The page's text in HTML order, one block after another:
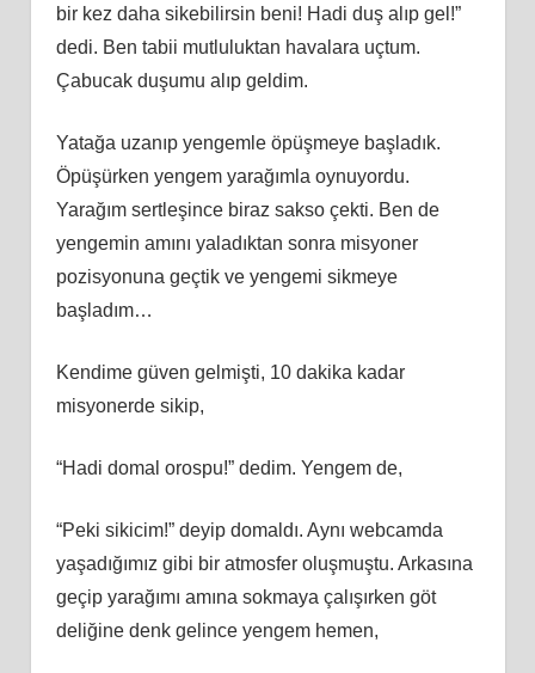
bir kez daha sikebilirsin beni! Hadi duş alıp gel!”
dedi. Ben tabii mutluluktan havalara uçtum.
Çabucak duşumu alıp geldim.
Yatağa uzanıp yengemle öpüşmeye başladık.
Öpüşürken yengem yarağımla oynuyordu.
Yarağım sertleşince biraz sakso çekti. Ben de
yengemin amını yaladıktan sonra misyoner
pozisyonuna geçtik ve yengemi sikmeye
başladım…
Kendime güven gelmişti, 10 dakika kadar
misyonerde sikip,
“Hadi domal orospu!” dedim. Yengem de,
“Peki sikicim!” deyip domaldı. Aynı webcamda
yaşadığımız gibi bir atmosfer oluşmuştu. Arkasına
geçip yarağımı amına sokmaya çalışırken göt
deliğine denk gelince yengem hemen,